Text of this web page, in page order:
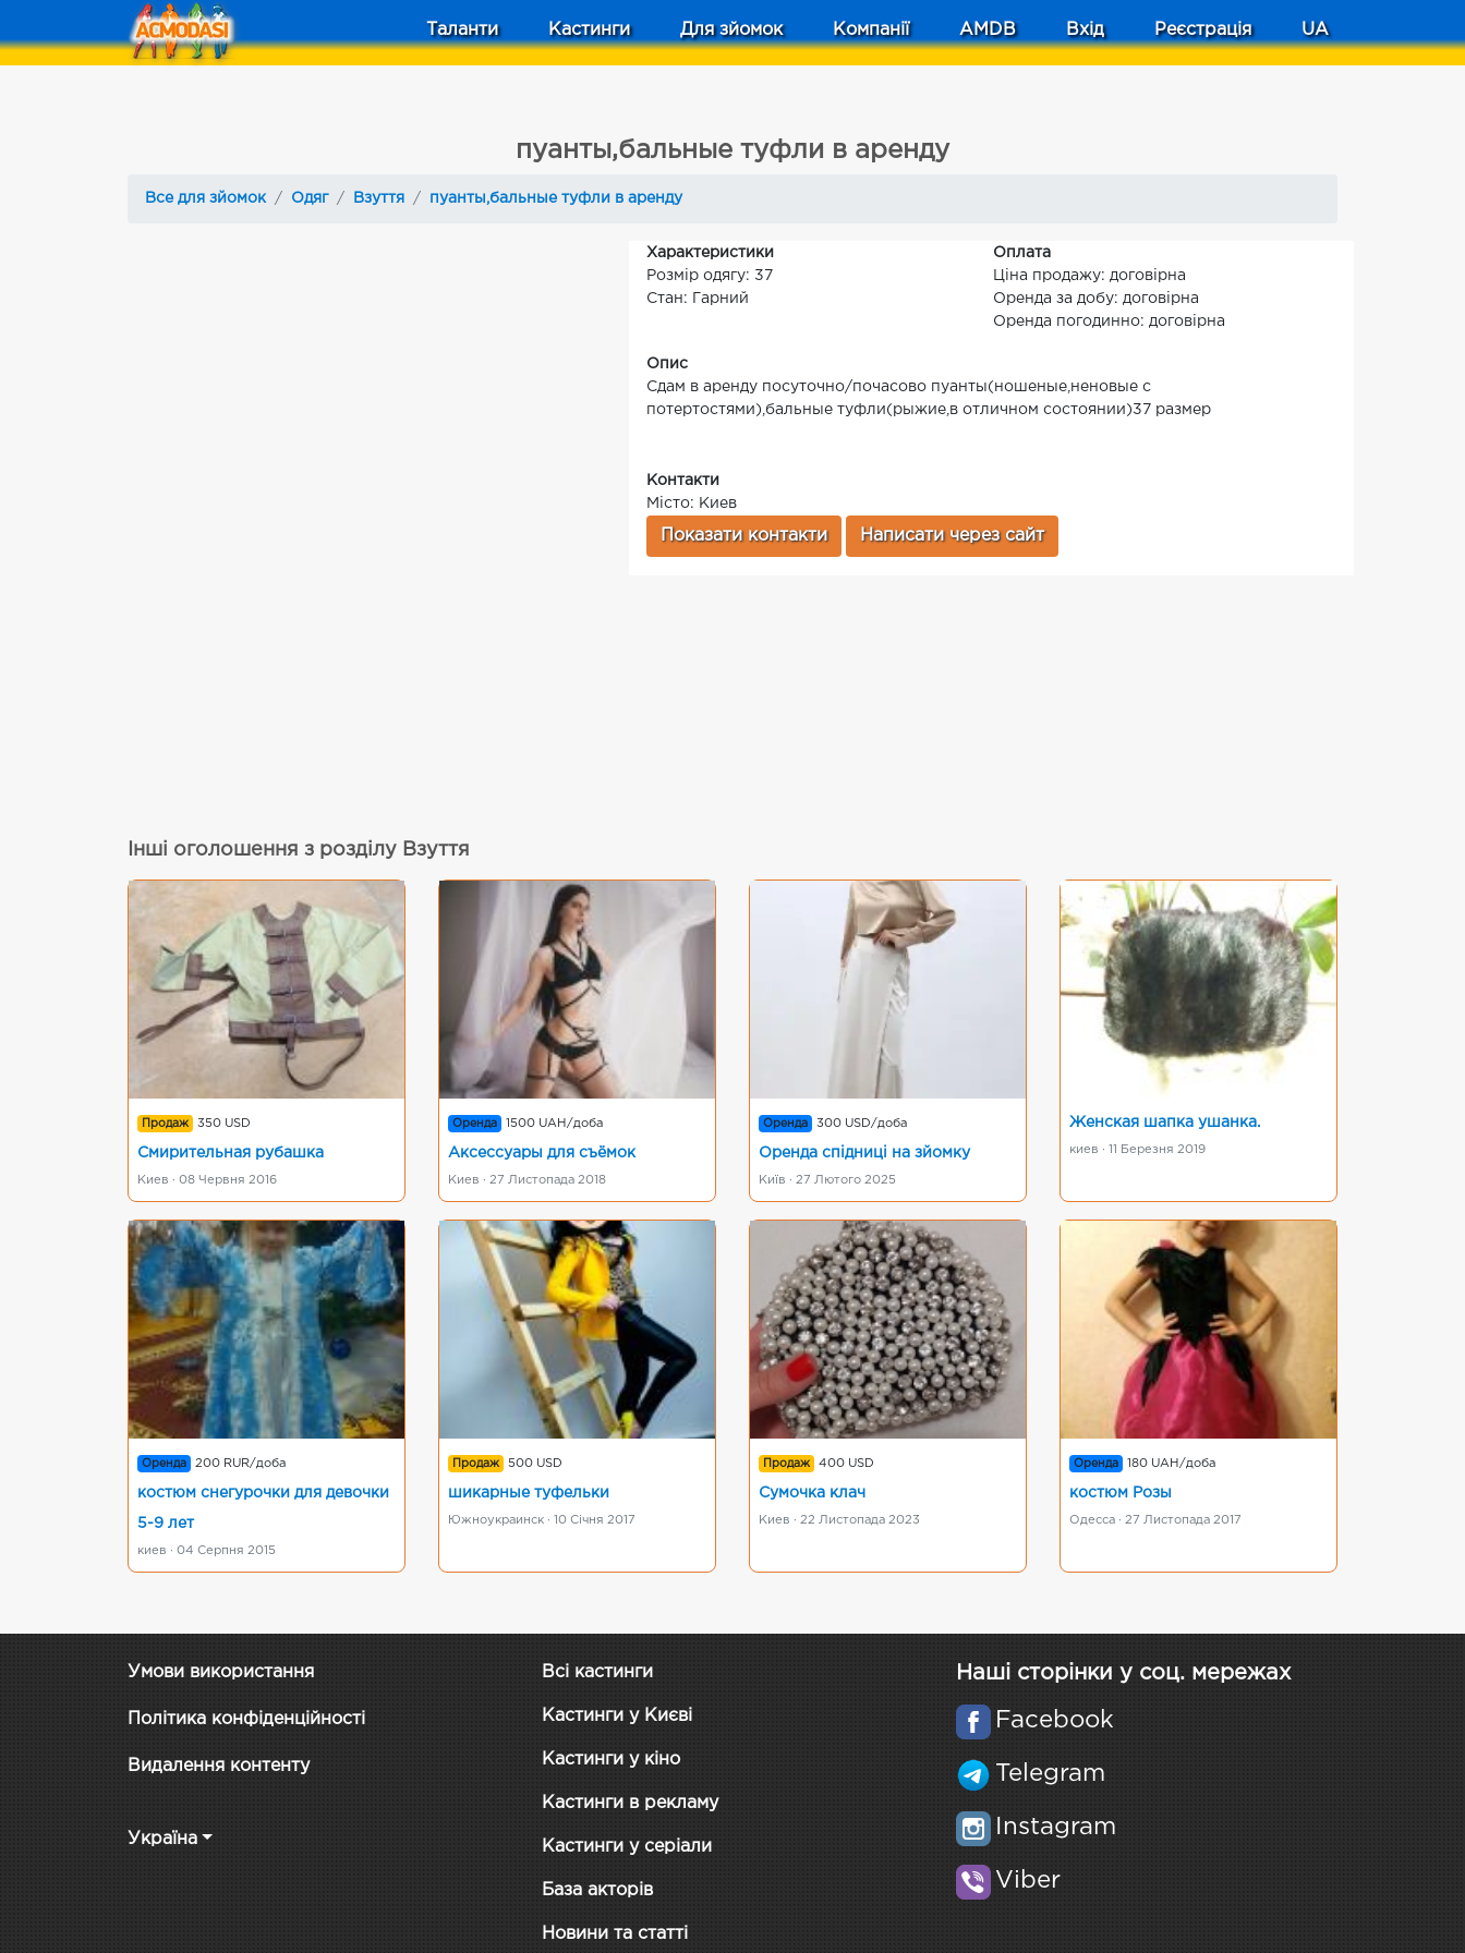
Таланти Кастинги Для зйомок Компанії AMDB Вхід Реєстрація UA
пуанты,бальные туфли в аренду
Все для зйомок Одяг Взуття пуанты,бальные туфли в аренду
Характеристики
Розмір одягу: 37
Стан: Гарний
Оплата
Ціна продажу: договірна
Оренда за добу: договірна
Оренда погодинно: договірна
Опис
Сдам в аренду посуточно/почасово пуанты(ношеные,неновые с
потертостями),бальные туфли(рыжие,в отличном состоянии)37 размер
Контакти
Місто: Киев
Показати контакти Написати через сайт
Інші оголошення з розділу Взуття
Продаж 350 USD
Смирительная рубашка
Киев · 08 Червня 2016
Оренда 1500 UAH/доба
Аксессуары для съёмок
Киев · 27 Листопада 2018
Оренда 300 USD/доба
Оренда спідниці на зйомку
Київ · 27 Лютого 2025
Женская шапка ушанка.
киев · 11 Березня 2019
Оренда 200 RUR/доба
костюм снегурочки для девочки
5-9 лет
киев · 04 Серпня 2015
Продаж 500 USD
шикарные туфельки
Южноукраинск · 10 Січня 2017
Продаж 400 USD
Сумочка клач
Киев · 22 Листопада 2023
Оренда 180 UAH/доба
костюм Розы
Одесса · 27 Листопада 2017
Умови використання
Політика конфіденційності
Видалення контенту
Україна
Всі кастинги
Кастинги у Києві
Кастинги у кіно
Кастинги в рекламу
Кастинги у серіали
База акторів
Новини та статті
Наші сторінки у соц. мережах
Facebook
Telegram
Instagram
Viber